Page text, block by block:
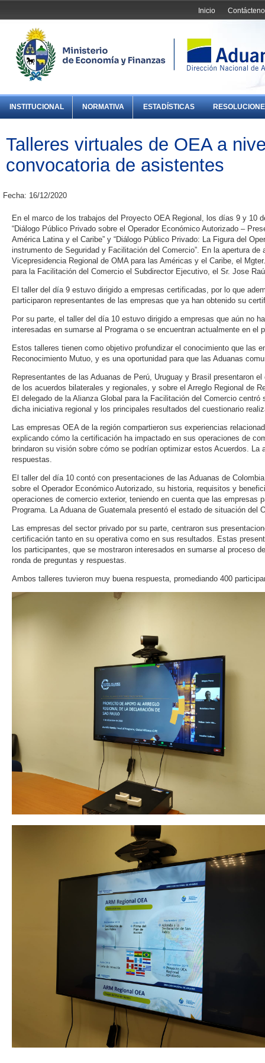
Inicio
INSTITUCIONAL NORMATIVA ESTADÍSTICAS
Talleres virtuales de OEA a
convocatoria de asistentes
Fecha: 16/12/2020
En el marco de los trabajos del Proyecto OEA Regional, los días 9 y 10
“Diálogo Público Privado sobre el Operador Económico Autorizado –
América Latina y el Caribe” y “Diálogo Público Privado: La Figura del
instrumento de Seguridad y Facilitación del Comercio”. En la apertura
Vicepresidencia Regional de OMA para las Américas y el Caribe, el
para la Facilitación del Comercio el Subdirector Ejecutivo, el Sr. Jose
El taller del día 9 estuvo dirigido a empresas certificadas, por lo que
participaron representantes de las empresas que ya han obtenido su
Por su parte, el taller del día 10 estuvo dirigido a empresas que aún no
interesadas en sumarse al Programa o se encuentran actualmente en el
Estos talleres tienen como objetivo profundizar el conocimiento que las
Reconocimiento Mutuo, y es una oportunidad para que las Aduanas
Representantes de las Aduanas de Perú, Uruguay y Brasil presentaron
de los acuerdos bilaterales y regionales, y sobre el Arreglo Regional de
El delegado de la Alianza Global para la Facilitación del Comercio
dicha iniciativa regional y los principales resultados del cuestionario
Las empresas OEA de la región compartieron sus experiencias
explicando cómo la certificación ha impactado en sus operaciones de
brindaron su visión sobre cómo se podrían optimizar estos Acuerdos.
respuestas.
El taller del día 10 contó con presentaciones de las Aduanas de
sobre el Operador Económico Autorizado, su historia, requisitos y
operaciones de comercio exterior, teniendo en cuenta que las empresas
Programa. La Aduana de Guatemala presentó el estado de situación
Las empresas del sector privado por su parte, centraron sus
certificación tanto en su operativa como en sus resultados. Estas
los participantes, que se mostraron interesados en sumarse al proceso
ronda de preguntas y respuestas.
Ambos talleres tuvieron muy buena respuesta, promediando 400